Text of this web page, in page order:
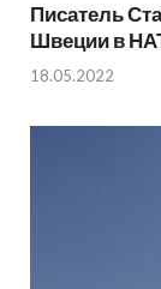
Писатель
Швеции в
18.05.2022